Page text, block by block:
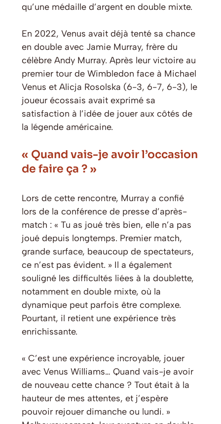
qu’une médaille d’argent en double mixte.
En 2022, Venus avait déjà tenté sa chance
en double avec Jamie Murray, frère du
célèbre Andy Murray. Après leur victoire au
premier tour de Wimbledon face à Michael
Venus et Alicja Rosolska (6-3, 6-7, 6-3), le
joueur écossais avait exprimé sa
satisfaction à l’idée de jouer aux côtés de
la légende américaine.
« Quand vais-je avoir l’occasion
de faire ça ? »
Lors de cette rencontre, Murray a confié
lors de la conférence de presse d’après-
match : « Tu as joué très bien, elle n’a pas
joué depuis longtemps. Premier match,
grande surface, beaucoup de spectateurs,
ce n’est pas évident. » Il a également
souligné les difficultés liées à la doublette,
notamment en double mixte, où la
dynamique peut parfois être complexe.
Pourtant, il retient une expérience très
enrichissante.
« C’est une expérience incroyable, jouer
avec Venus Williams… Quand vais-je avoir
de nouveau cette chance ? Tout était à la
hauteur de mes attentes, et j’espère
pouvoir rejouer dimanche ou lundi. »